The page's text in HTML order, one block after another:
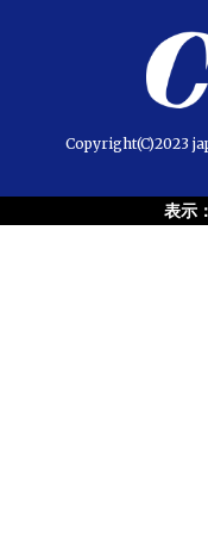
Copyright(C)2023
表示